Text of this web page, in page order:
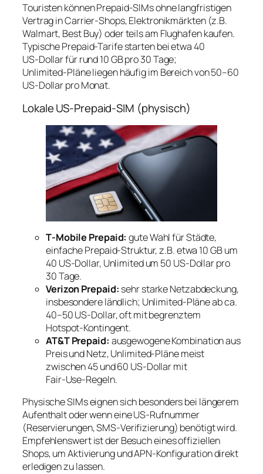
Touristen können Prepaid-SIMs ohne langfristigen
Vertrag in Carrier-Shops, Elektronikmärkten (z.B.
Walmart, Best Buy) oder teils am Flughafen kaufen.
Typische Prepaid-Tarife starten bei etwa 40
US‑Dollar für rund 10 GB pro 30 Tage;
Unlimited‑Pläne liegen häufig im Bereich von 50–60
US‑Dollar pro Monat.
Lokale US‑Prepaid-SIM (physisch)
T‑Mobile Prepaid: gute Wahl für Städte,
einfache Prepaid-Struktur, z.B. etwa 10 GB um
40 US‑Dollar, Unlimited um 50 US‑Dollar pro
30 Tage.
Verizon Prepaid: sehr starke Netzabdeckung,
insbesondere ländlich; Unlimited‑Pläne ab ca.
40–50 US‑Dollar, oft mit begrenztem
Hotspot‑Kontingent.
AT&T Prepaid: ausgewogene Kombination aus
Preis und Netz, Unlimited‑Pläne meist
zwischen 45 und 60 US‑Dollar mit
Fair‑Use‑Regeln.
Physische SIMs eignen sich besonders bei längerem
Aufenthalt oder wenn eine US‑Rufnummer
(Reservierungen, SMS‑Verifizierung) benötigt wird.
Empfehlenswert ist der Besuch eines offiziellen
Shops, um Aktivierung und APN-Konfiguration direkt
erledigen zu lassen.